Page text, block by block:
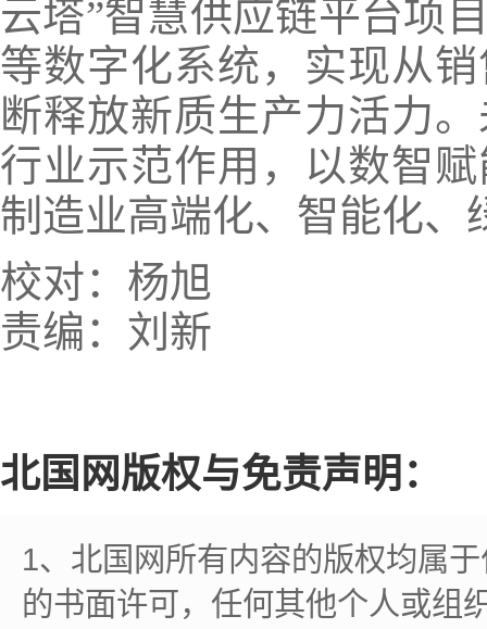
云塔”智慧供应链平台项
等数字化系统，实现从
断释放新质生产力活力
行业示范作用，以数智
制造业高端化、智能化、
校对：杨旭
责编：刘新
北国网版权与免责声明：
1、北国网所有内容的版权均属
的书面许可，任何其他个人或组